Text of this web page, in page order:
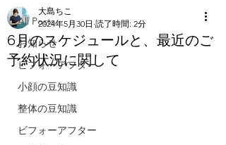
All Posts
お知らせ
ビフォーアフター
小顔の豆知識
整体の豆知識
ビフォーアフター
6月のスケジュールと、最近のご
予約状況に関して
大島ちこ
2024年5月30日 読了時間: 2分